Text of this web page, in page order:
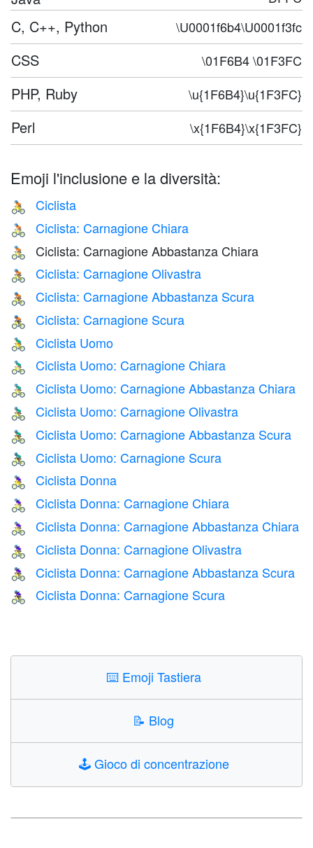
C, C++, Python \U0001f6b4\U0001f3fc
CSS \01F6B4 \01F3FC
PHP, Ruby \u{1F6B4}\u{1F3FC}
Perl \x{1F6B4}\x{1F3FC}
Emoji l'inclusione e la diversità:
🚴 Ciclista
🚴🏻 Ciclista: Carnagione Chiara
🚴🏼 Ciclista: Carnagione Abbastanza Chiara
🚴🏽 Ciclista: Carnagione Olivastra
🚴🏾 Ciclista: Carnagione Abbastanza Scura
🚴🏿 Ciclista: Carnagione Scura
🚴‍♂️ Ciclista Uomo
🚴🏻‍♂️ Ciclista Uomo: Carnagione Chiara
🚴🏼‍♂️ Ciclista Uomo: Carnagione Abbastanza Chiara
🚴🏽‍♂️ Ciclista Uomo: Carnagione Olivastra
🚴🏾‍♂️ Ciclista Uomo: Carnagione Abbastanza Scura
🚴🏿‍♂️ Ciclista Uomo: Carnagione Scura
🚴‍♀️ Ciclista Donna
🚴🏻‍♀️ Ciclista Donna: Carnagione Chiara
🚴🏼‍♀️ Ciclista Donna: Carnagione Abbastanza Chiara
🚴🏽‍♀️ Ciclista Donna: Carnagione Olivastra
🚴🏾‍♀️ Ciclista Donna: Carnagione Abbastanza Scura
🚴🏿‍♀️ Ciclista Donna: Carnagione Scura
⌨️ Emoji Tastiera
📝 Blog
🕹️Gioco di concentrazione